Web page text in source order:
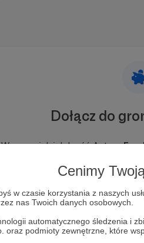
Cenimy
w czasie korzystania z naszych
nas Twoich danych osobowych.
automatycznego śledzenia i
oraz podmioty zewnętrzne, które
Dołącz do
Wesprzyj działalność Autora
Zostań